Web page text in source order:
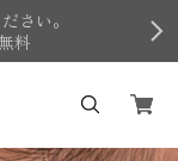
さい。
料